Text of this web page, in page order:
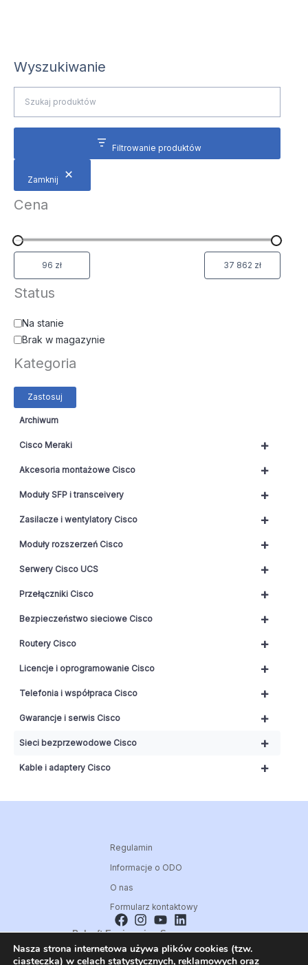
Wyszukiwanie
Filtrowanie produktów
Zamknij
Cena
Status
Na stanie
Brak w magazynie
Kategoria
Zastosuj
Archiwum
+
Cisco Meraki
+
Akcesoria montażowe Cisco
+
Moduły SFP i transceivery
+
Zasilacze i wentylatory Cisco
+
Moduły rozszerzeń Cisco
+
Serwery Cisco UCS
+
Przełączniki Cisco
+
Bezpieczeństwo sieciowe Cisco
+
Routery Cisco
+
Licencje i oprogramowanie Cisco
+
Telefonia i współpraca Cisco
+
Gwarancje i serwis Cisco
+
Sieci bezprzewodowe Cisco
+
Kable i adaptery Cisco
Regulamin
Informacje o ODO
O nas
Formularz kontaktowy
Polsoft Engineering Sp. z o.o.
ul. 73 Pułku Piechoty 1, 40-467 Katowice
Nasza strona internetowa używa plików cookies (tzw.
ciasteczka) w celach statystycznych, reklamowych oraz